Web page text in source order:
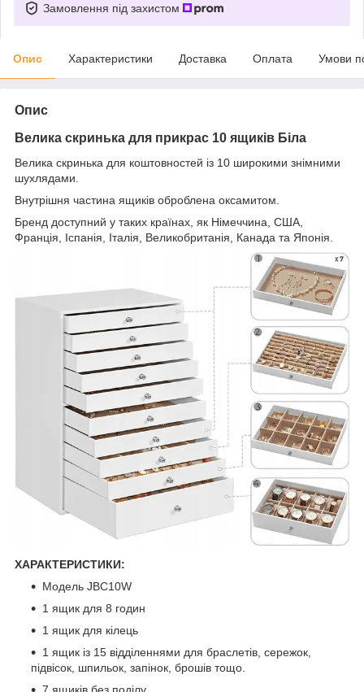
Замовлення під захистом
Опис Характеристики Доставка Оплата Умови
Опис
Велика скринька для прикрас 10 ящиків Біла
Велика скринька для коштовностей із 10 широкими знімними
шухлядами.
Внутрішня частина ящиків оброблена оксамитом.
Бренд доступний у таких країнах, як Німеччина, США,
Франція, Іспанія, Італія, Великобританія, Канада та Японія.
ХАРАКТЕРИСТИКИ:
Модель JBC10W
1 ящик для 8 годин
1 ящик для кілець
1 ящик із 15 відділеннями для браслетів, сережок,
підвісок, шпильок, запінок, брошів тощо.